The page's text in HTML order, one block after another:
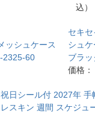
込）
セキ
シュ
ブラ
価格：
祝日シール付 2027年 手
レスキン 週間 スケジュ